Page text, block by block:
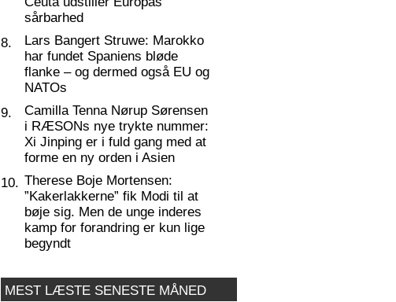
sårbarhed
8.
Lars Bangert Struwe: Marokko
har fundet Spaniens bløde
flanke – og dermed også EU og
NATOs
9.
Camilla Tenna Nørup Sørensen
i RÆSONs nye trykte nummer:
Xi Jinping er i fuld gang med at
forme en ny orden i Asien
10. Therese Boje Mortensen:
”Kakerlakkerne” fik Modi til at
bøje sig. Men de unge inderes
kamp for forandring er kun lige
begyndt
MEST LÆSTE SENESTE MÅNED